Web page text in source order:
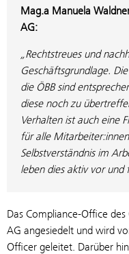
Mag.a Manuela
AG:
„Rechtstreues und
Geschäftsgrundlage.
die ÖBB sind
diese noch zu
Verhalten ist auch eine
für alle
Selbstverständnis im
leben dies aktiv vor
Das Compliance-Office
AG angesiedelt und wird
Officer geleitet. Darüber